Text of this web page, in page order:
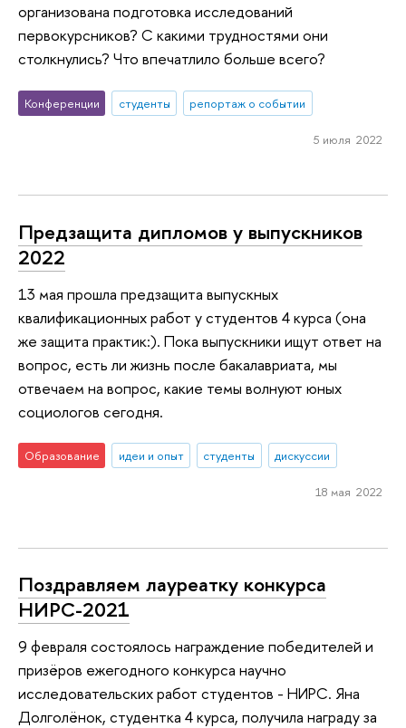
организована подготовка исследований
первокурсников? С какими трудностями они
столкнулись? Что впечатлило больше всего?
Конференции студенты репортаж о событии
5 июля 2022
Предзащита дипломов у выпускников
2022
13 мая прошла предзащита выпускных
квалификационных работ у студентов 4 курса (она
же защита практик:). Пока выпускники ищут ответ на
вопрос, есть ли жизнь после бакалавриата, мы
отвечаем на вопрос, какие темы волнуют юных
социологов сегодня.
Образование идеи и опыт студенты дискуссии
18 мая 2022
Поздравляем лауреатку конкурса
НИРС-2021
9 февраля состоялось награждение победителей и
призёров ежегодного конкурса научно
исследовательских работ студентов - НИРС. Яна
Долголёнок, студентка 4 курса, получила награду за